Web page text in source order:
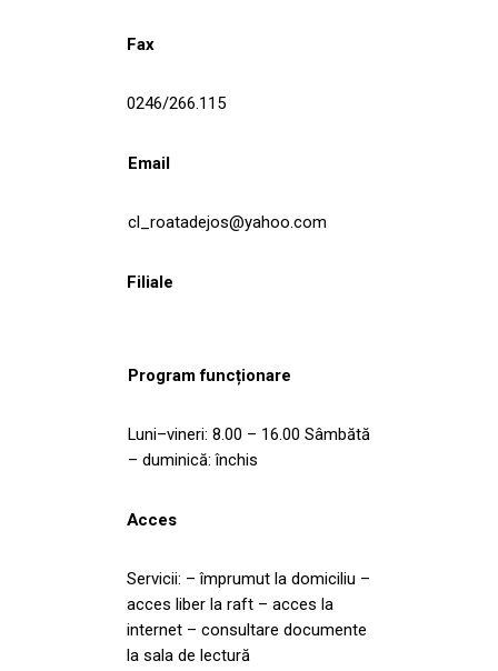
Fax
0246/266.115
Email
cl_roatadejos@yahoo.com
Filiale
Program funcționare
Luni–vineri: 8.00 – 16.00 Sâmbătă
– duminică: închis
Acces
Servicii: – împrumut la domiciliu –
acces liber la raft – acces la
internet – consultare documente
la sala de lectură